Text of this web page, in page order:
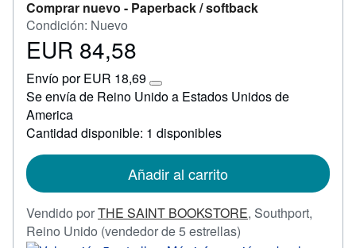
Comprar nuevo - Paperback / softback
Condición: Nuevo
Precio
84,58
EUR 84,58
Envío por EUR 18,69
Más
información
tarifas
Se envía de Reino Unido a Estados Unidos de
America
Cantidad disponible: 1 disponibles
Añadir al carrito
Vendido porTHE SAINT BOOKSTORE, Southport,
Reino Unido (vendedor de 5 estrellas)